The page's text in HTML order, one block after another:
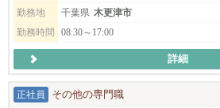
千葉県木更津市を中心に、地域の方々の
るお仕事です。
「人の役に立ちたい」「安定した環境で
勤務地
千葉県 木更津市
勤務時間
08:30～17:00
詳細
正社員 その他の専門職